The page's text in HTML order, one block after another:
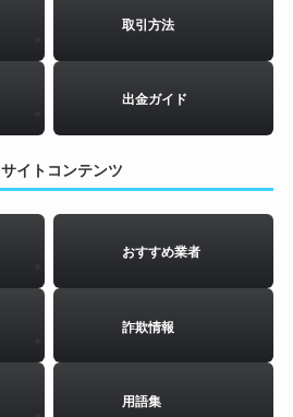
取引方法
出金ガイド
サイトコンテンツ
おすすめ業者
詐欺情報
用語集